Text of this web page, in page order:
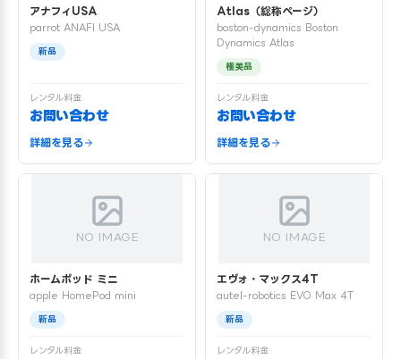
アナフィUSA
parrot ANAFI USA
新品
レンタル料金
お問い合わせ
詳細を見る
Atlas（総称ページ）
boston-dynamics Boston
Dynamics Atlas
極美品
レンタル料金
お問い合わせ
詳細を見る
NO IMAGE
ホームポッド ミニ
apple HomePod mini
新品
レンタル料金
NO IMAGE
エヴォ・マックス4T
autel-robotics EVO Max 4T
新品
レンタル料金